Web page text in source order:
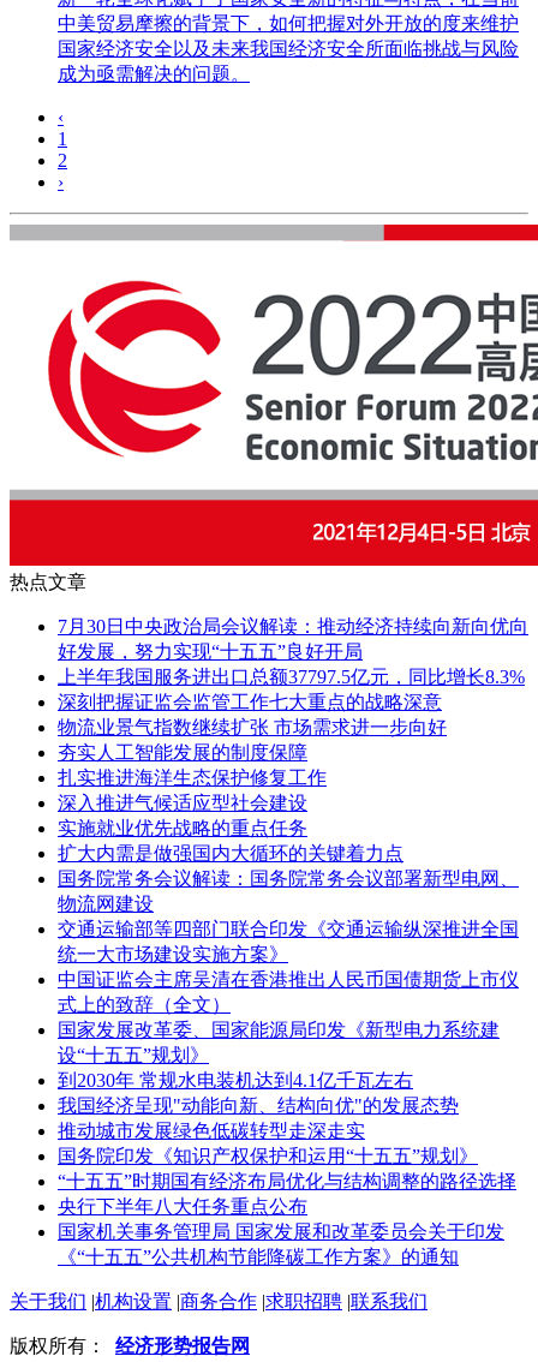
中美贸易摩擦的背景下，如何把握对外开放的度来维护
国家经济安全以及未来我国经济安全所面临挑战与风险
成为亟需解决的问题。
‹
1
2
›
热点文章
7月30日中央政治局会议解读：推动经济持续向新向优向
好发展，努力实现“十五五”良好开局
上半年我国服务进出口总额37797.5亿元，同比增长8.3%
深刻把握证监会监管工作七大重点的战略深意
物流业景气指数继续扩张 市场需求进一步向好
夯实人工智能发展的制度保障
扎实推进海洋生态保护修复工作
深入推进气候适应型社会建设
实施就业优先战略的重点任务
扩大内需是做强国内大循环的关键着力点
国务院常务会议解读：国务院常务会议部署新型电网、
物流网建设
交通运输部等四部门联合印发《交通运输纵深推进全国
统一大市场建设实施方案》
中国证监会主席吴清在香港推出人民币国债期货上市仪
式上的致辞（全文）
国家发展改革委、国家能源局印发《新型电力系统建
设“十五五”规划》
到2030年 常规水电装机达到4.1亿千瓦左右
我国经济呈现"动能向新、结构向优"的发展态势
推动城市发展绿色低碳转型走深走实
国务院印发《知识产权保护和运用“十五五”规划》
“十五五”时期国有经济布局优化与结构调整的路径选择
央行下半年八大任务重点公布
国家机关事务管理局 国家发展和改革委员会关于印发
《“十五五”公共机构节能降碳工作方案》的通知
关于我们 |机构设置 |商务合作 |求职招聘 |联系我们
版权所有： 经济形势报告网